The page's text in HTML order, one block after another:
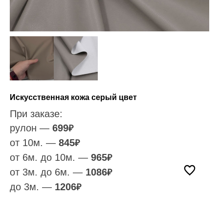
Искусственная кожа серый цвет
При заказе:
рулон — 699₽
от 10м. — 845₽
от 6м. до 10м. — 965₽
от 3м. до 6м. — 1086₽
до 3м. — 1206₽